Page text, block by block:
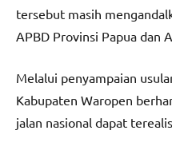
tersebut masih
APBD Provinsi Papua dan
Melalui penyampaian
Kabupaten Waropen
jalan nasional dapat